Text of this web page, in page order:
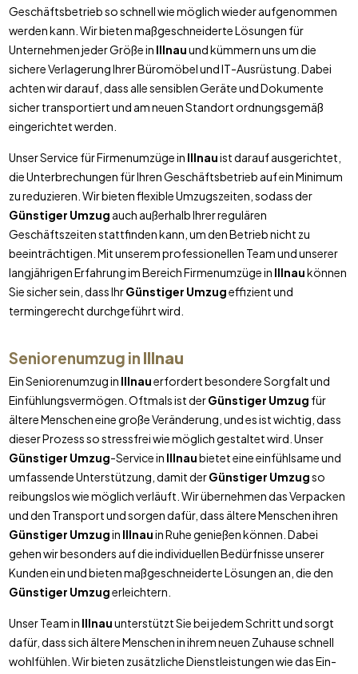
Geschäftsbetrieb so schnell wie möglich wieder aufgenommen
werden kann. Wir bieten maßgeschneiderte Lösungen für
Unternehmen jeder Größe in Illnauund kümmern uns um die
sichere Verlagerung Ihrer Büromöbel und IT-Ausrüstung. Dabei
achten wir darauf, dass alle sensiblen Geräte und Dokumente
sicher transportiert und am neuen Standort ordnungsgemäß
eingerichtet werden.
Unser Service für Firmenumzüge in Illnauist darauf ausgerichtet,
die Unterbrechungen für Ihren Geschäftsbetrieb auf ein Minimum
zu reduzieren. Wir bieten flexible Umzugszeiten, sodass der
Günstiger Umzug auch außerhalb Ihrer regulären
Geschäftszeiten stattfinden kann, um den Betrieb nicht zu
beeinträchtigen. Mit unserem professionellen Team und unserer
langjährigen Erfahrung im Bereich Firmenumzüge in Illnaukönnen
Sie sicher sein, dass IhrGünstiger Umzugeffizient und
termingerecht durchgeführt wird.
Seniorenumzug in Illnau
Ein Seniorenumzug in Illnauerfordert besondere Sorgfalt und
Einfühlungsvermögen. Oftmals ist derGünstiger Umzug für
ältere Menschen eine große Veränderung, und es ist wichtig, dass
dieser Prozess so stressfrei wie möglich gestaltet wird. Unser
Günstiger Umzug-Service in Illnaubietet eine einfühlsame und
umfassende Unterstützung, damit derGünstiger Umzugso
reibungslos wie möglich verläuft. Wir übernehmen das Verpacken
und den Transport und sorgen dafür, dass ältere Menschen ihren
Günstiger Umzugin Illnauin Ruhe genießen können. Dabei
gehen wir besonders auf die individuellen Bedürfnisse unserer
Kunden ein und bieten maßgeschneiderte Lösungen an, die den
Günstiger Umzugerleichtern.
Unser Team in Illnauunterstützt Sie bei jedem Schritt und sorgt
dafür, dass sich ältere Menschen in ihrem neuen Zuhause schnell
wohlfühlen. Wir bieten zusätzliche Dienstleistungen wie das Ein-